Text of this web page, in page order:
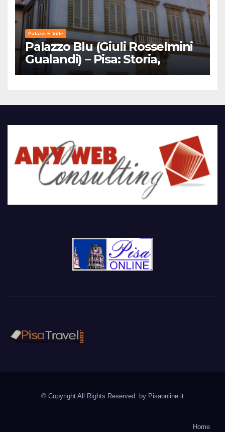
Palazzi E Ville
Palazzo Blu (Giuli Rosselmini
Gualandi) – Pisa: Storia,
Mostre e Info Visita
© Copyright All Rights Reserved. by Pisaonline.it
Home